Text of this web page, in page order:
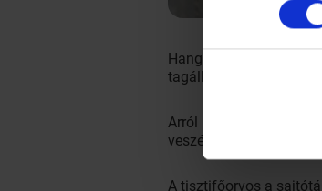
Hangsúlyozta: a
tagállamainak azon
Arról is szólt, hogy a
veszélyeztetettek
A tisztifőorvos a